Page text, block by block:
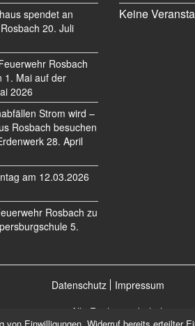
spendet an
20. Juli
Rosbach
1. Mai auf der
2026
Strom wird –
Rosbach besuchen
28. April
am 12.03.2026
Rosbach zu
5.
Keine
Datenschutz
Impressum
©2026 Alle Rechte vorbehalten.